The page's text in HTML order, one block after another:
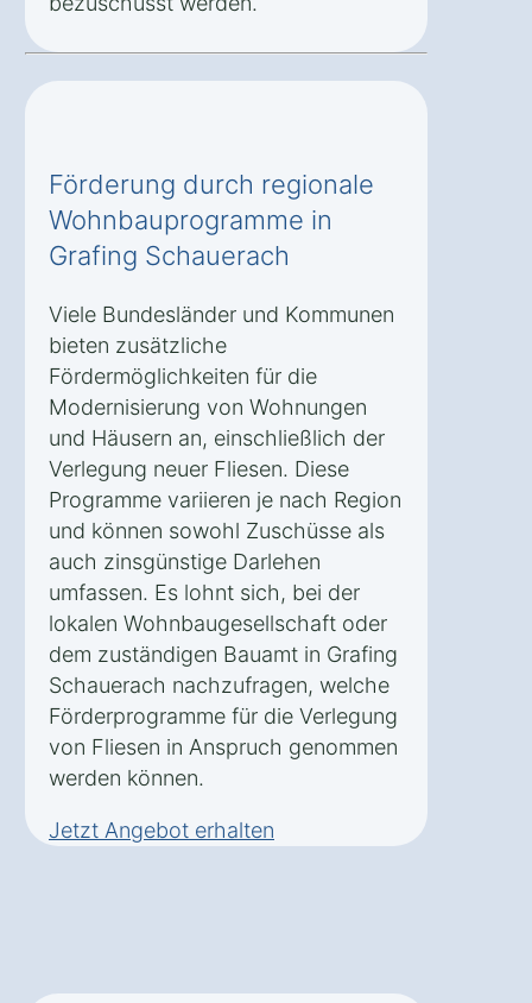
Förderung durch regionale
Wohnbauprogramme in
Grafing Schauerach
Viele Bundesländer und Kommunen
bieten zusätzliche
Fördermöglichkeiten für die
Modernisierung von Wohnungen
und Häusern an, einschließlich der
Verlegung neuer Fliesen. Diese
Programme variieren je nach Region
und können sowohl Zuschüsse als
auch zinsgünstige Darlehen
umfassen. Es lohnt sich, bei der
lokalen Wohnbaugesellschaft oder
dem zuständigen Bauamt in Grafing
Schauerach nachzufragen, welche
Förderprogramme für die Verlegung
von Fliesen in Anspruch genommen
werden können.
Jetzt Angebot erhalten